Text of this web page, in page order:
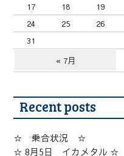
« 7月
17
18 19
24
25 26
31
Recent posts
☆ 乗合状況 ☆
☆ 8月5日 イカメタル ☆